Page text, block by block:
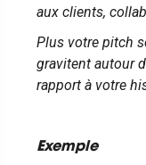
aux clients,
Plus votre pitch
gravitent autour
rapport à votre
Exemple